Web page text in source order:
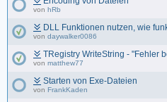
von hRb
DLL Funktionen nutzen, wie
von daywalker0086
TRegistry WriteString - "Fehler
von matthew77
Starten von Exe-Dateien
von FrankKaden